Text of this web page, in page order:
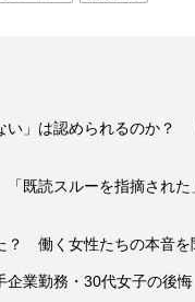
い」は認められるのか？
「既読スルーを指摘され
？ 働く女性たちの本音を
業勤務・30代女子の後悔